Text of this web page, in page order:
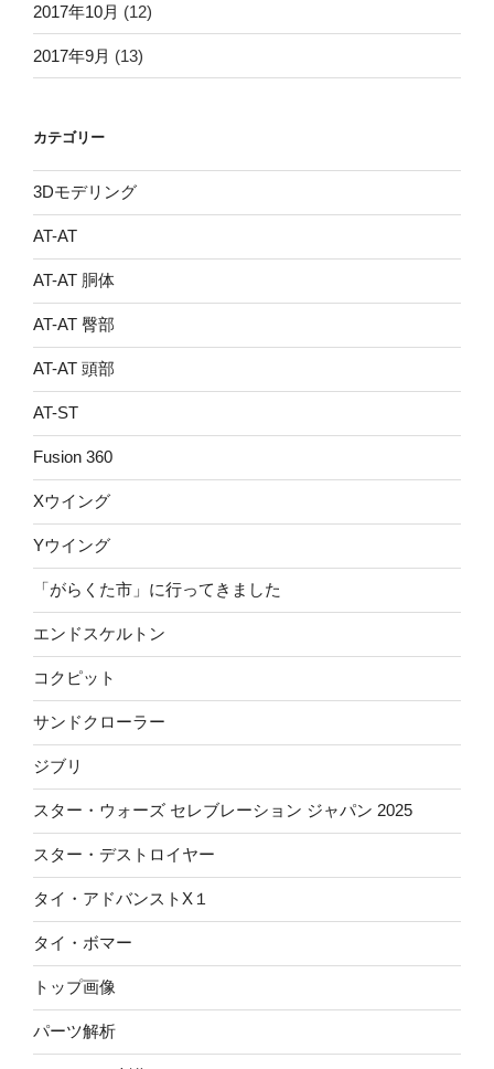
2017年10月 (12)
2017年9月 (13)
カテゴリー
3Dモデリング
AT-AT
AT-AT 胴体
AT-AT 臀部
AT-AT 頭部
AT-ST
Fusion 360
Xウイング
Yウイング
「がらくた市」に行ってきました
エンドスケルトン
コクピット
サンドクローラー
ジブリ
スター・ウォーズ セレブレーション ジャパン 2025
スター・デストロイヤー
タイ・アドバンストX１
タイ・ボマー
トップ画像
パーツ解析